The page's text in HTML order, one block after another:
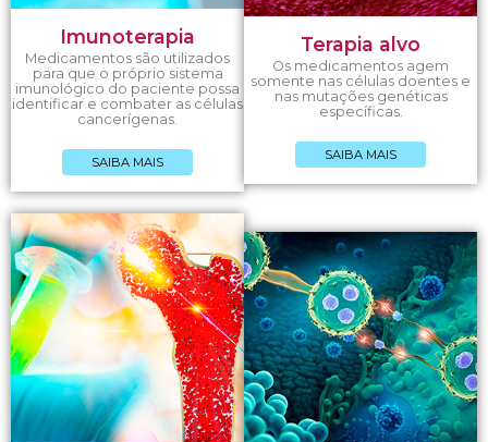
Imunoterapia
Medicamentos são utilizados
para que o próprio sistema
imunológico do paciente possa
identificar e combater as células
cancerígenas.
SAIBA MAIS
Terapia alvo
Os medicamentos agem
somente nas células doentes e
nas mutações genéticas
específicas.
SAIBA MAIS